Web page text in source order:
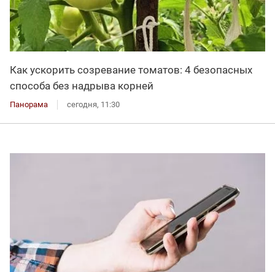
Как ускорить созревание томатов: 4 безопасных
способа без надрыва корней
Панорама сегодня, 11:30